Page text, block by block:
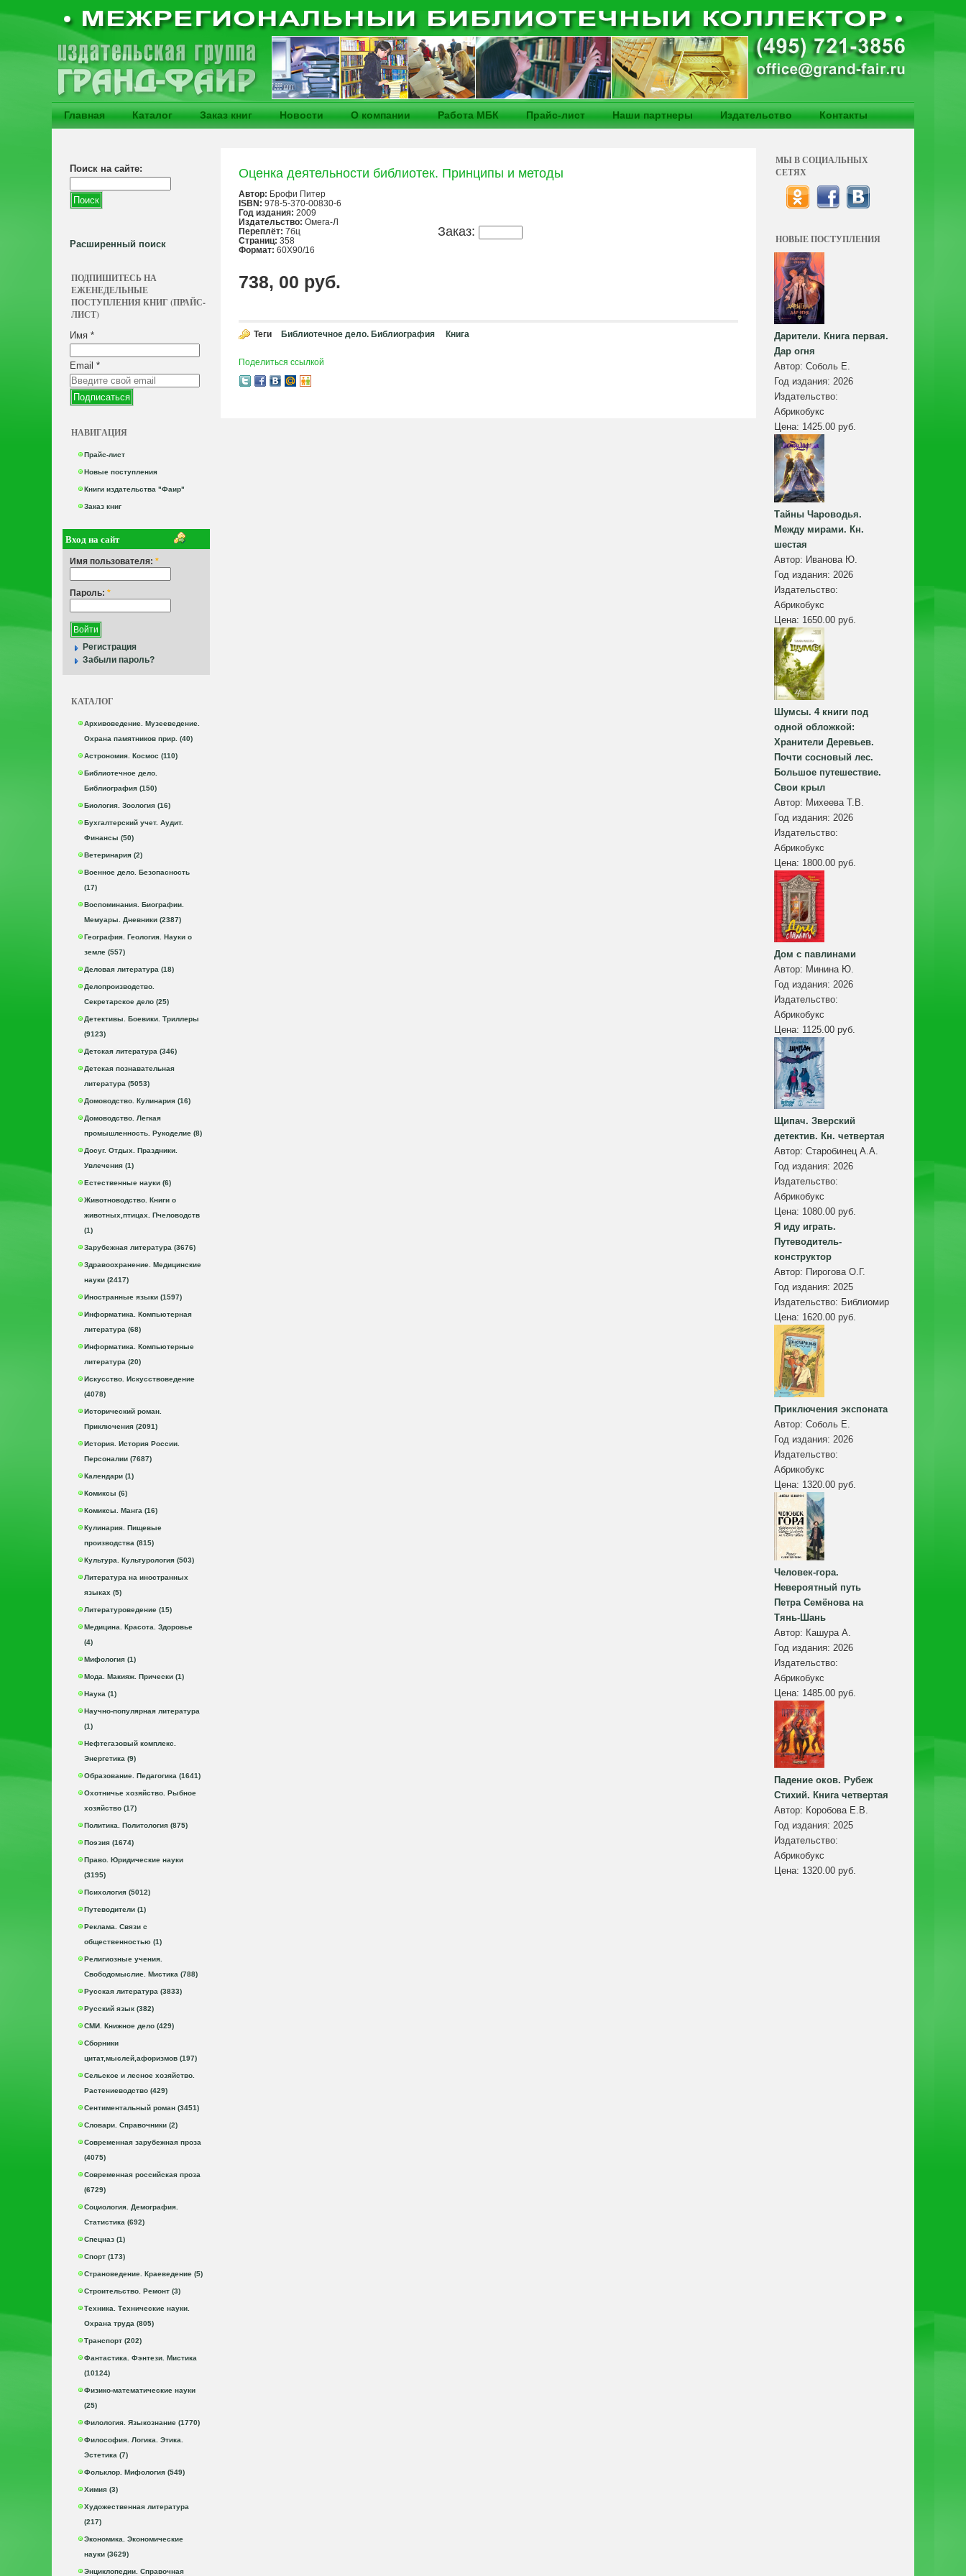
Главная Каталог Заказ книг Новости О компании Работа МБК Прайс-лист Наши партнеры Издательство Контакты
Поиск на сайте:
Расширенный поиск
ПОДПИШИТЕСЬ НА
ЕЖЕНЕДЕЛЬНЫЕ
ПОСТУПЛЕНИЯ КНИГ (ПРАЙС-
ЛИСТ)
Имя *
Email *
НАВИГАЦИЯ
Прайс-лист
Новые поступления
Книги издательства "Фаир"
Заказ книг
Вход на сайт
Имя пользователя: *
Пароль: *
Регистрация
Забыли пароль?
КАТАЛОГ
Архивоведение. Музееведение.
Охрана памятников прир. (40)
Астрономия. Космос (110)
Библиотечное дело.
Библиография (150)
Биология. Зоология (16)
Бухгалтерский учет. Аудит.
Финансы (50)
Ветеринария (2)
Военное дело. Безопасность
(17)
Воспоминания. Биографии.
Мемуары. Дневники (2387)
География. Геология. Науки о
земле (557)
Деловая литература (18)
Делопроизводство.
Секретарское дело (25)
Детективы. Боевики. Триллеры
(9123)
Детская литература (346)
Детская познавательная
литература (5053)
Домоводство. Кулинария (16)
Домоводство. Легкая
промышленность. Рукоделие (8)
Досуг. Отдых. Праздники.
Увлечения (1)
Естественные науки (6)
Животноводство. Книги о
животных,птицах. Пчеловодств
(1)
Зарубежная литература (3676)
Здравоохранение. Медицинские
науки (2417)
Иностранные языки (1597)
Информатика. Компьютерная
литература (68)
Информатика. Компьютерные
литература (20)
Искусство. Искусствоведение
(4078)
Исторический роман.
Приключения (2091)
История. История России.
Персоналии (7687)
Календари (1)
Комиксы (6)
Комиксы. Манга (16)
Кулинария. Пищевые
производства (815)
Культура. Культурология (503)
Литература на иностранных
языках (5)
Литературоведение (15)
Медицина. Красота. Здоровье
(4)
Мифология (1)
Мода. Макияж. Прически (1)
Наука (1)
Научно-популярная литература
(1)
Нефтегазовый комплекс.
Энергетика (9)
Образование. Педагогика (1641)
Охотничье хозяйство. Рыбное
хозяйство (17)
Политика. Политология (875)
Поэзия (1674)
Право. Юридические науки
(3195)
Психология (5012)
Путеводители (1)
Реклама. Связи с
общественностью (1)
Религиозные учения.
Свободомыслие. Мистика (788)
Русская литература (3833)
Русский язык (382)
СМИ. Книжное дело (429)
Сборники
цитат,мыслей,афоризмов (197)
Сельское и лесное хозяйство.
Растениеводство (429)
Сентиментальный роман (3451)
Словари. Справочники (2)
Современная зарубежная проза
(4075)
Современная российская проза
(6729)
Социология. Демография.
Статистика (692)
Спецназ (1)
Спорт (173)
Страноведение. Краеведение (5)
Строительство. Ремонт (3)
Техника. Технические науки.
Охрана труда (805)
Транспорт (202)
Фантастика. Фэнтези. Мистика
(10124)
Физико-математические науки
(25)
Филология. Языкознание (1770)
Философия. Логика. Этика.
Эстетика (7)
Фольклор. Мифология (549)
Химия (3)
Художественная литература
(217)
Экономика. Экономические
науки (3629)
Энциклопедии. Справочная
Оценка деятельности библиотек. Принципы и методы
Заказ:
Автор: Брофи Питер
ISBN: 978-5-370-00830-6
Год издания: 2009
Издательство: Омега-Л
Переплёт: 7бц
Страниц: 358
Формат: 60X90/16
738, 00 руб.
Теги Библиотечное дело. Библиография Книга
Поделиться ссылкой
МЫ В СОЦИАЛЬНЫХ
СЕТЯХ
НОВЫЕ ПОСТУПЛЕНИЯ
Дарители. Книга первая.
Дар огня
Автор: Соболь Е.
Год издания: 2026
Издательство:
Абрикобукс
Цена: 1425.00 руб.
Тайны Чароводья.
Между мирами. Кн.
шестая
Автор: Иванова Ю.
Год издания: 2026
Издательство:
Абрикобукс
Цена: 1650.00 руб.
Шумсы. 4 книги под
одной обложкой:
Хранители Деревьев.
Почти сосновый лес.
Большое путешествие.
Свои крыл
Автор: Михеева Т.В.
Год издания: 2026
Издательство:
Абрикобукс
Цена: 1800.00 руб.
Дом с павлинами
Автор: Минина Ю.
Год издания: 2026
Издательство:
Абрикобукс
Цена: 1125.00 руб.
Щипач. Зверский
детектив. Кн. четвертая
Автор: Старобинец А.А.
Год издания: 2026
Издательство:
Абрикобукс
Цена: 1080.00 руб.
Я иду играть.
Путеводитель-
конструктор
Автор: Пирогова О.Г.
Год издания: 2025
Издательство: Библиомир
Цена: 1620.00 руб.
Приключения экспоната
Автор: Соболь Е.
Год издания: 2026
Издательство:
Абрикобукс
Цена: 1320.00 руб.
Человек-гора.
Невероятный путь
Петра Семёнова на
Тянь-Шань
Автор: Кашура А.
Год издания: 2026
Издательство:
Абрикобукс
Цена: 1485.00 руб.
Падение оков. Рубеж
Стихий. Книга четвертая
Автор: Коробова Е.В.
Год издания: 2025
Издательство:
Абрикобукс
Цена: 1320.00 руб.